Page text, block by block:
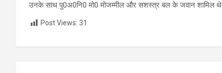
उनके साथ पु0अ0नि0 मो0 मोजम्मील और सशस्त्र बल के जवान शामिल थे
Post Views: 31